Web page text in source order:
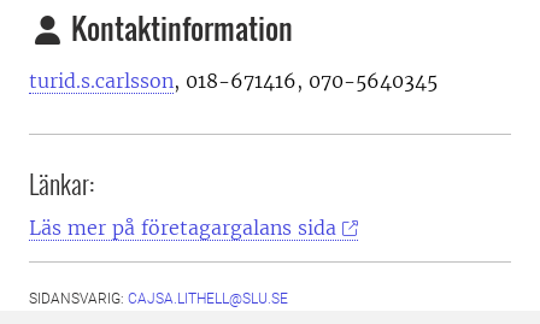
Kontaktinformation
turid.s.carlsson, 018-671416, 070-5640345
Länkar:
Läs mer på företagargalans sida
SIDANSVARIG: CAJSA.LITHELL@SLU.SE